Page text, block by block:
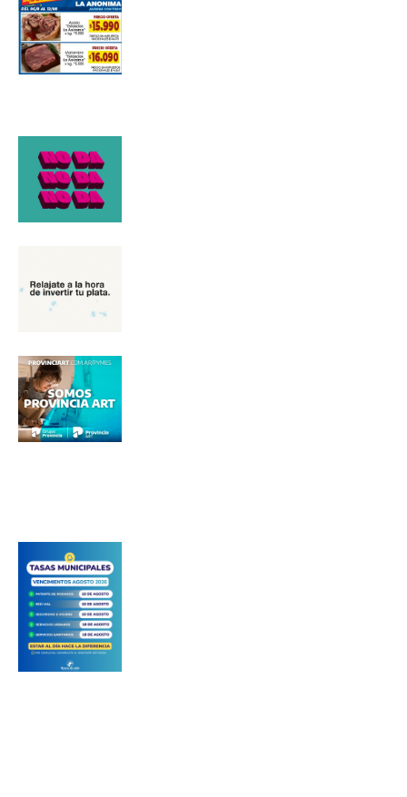
Dirección de correo electrónico
Número de teléfono